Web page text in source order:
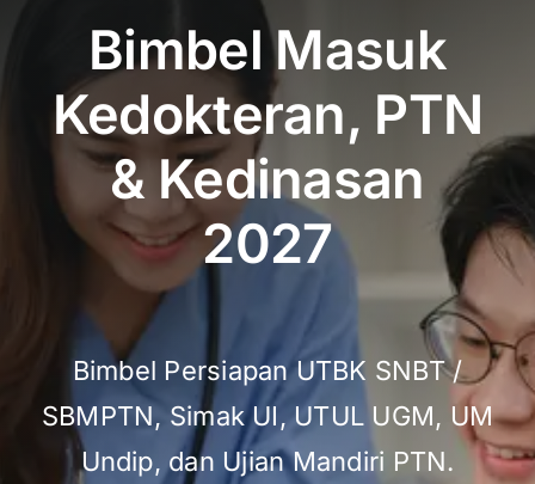
Bimbel Masuk
Kedokteran, PTN
& Kedinasan
2027
Bimbel Persiapan UTBK SNBT /
SBMPTN, Simak UI, UTUL UGM, UM
Undip, dan Ujian Mandiri PTN.